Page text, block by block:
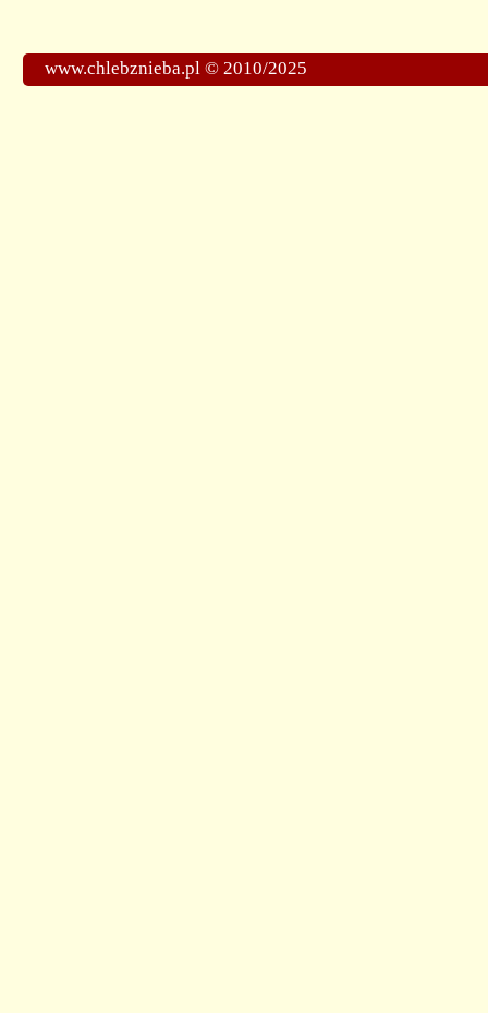
www.chlebznieba.pl © 2010/2025